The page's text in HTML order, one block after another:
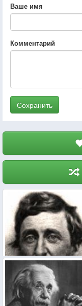
Ваше имя
Комментарий
Сохранить